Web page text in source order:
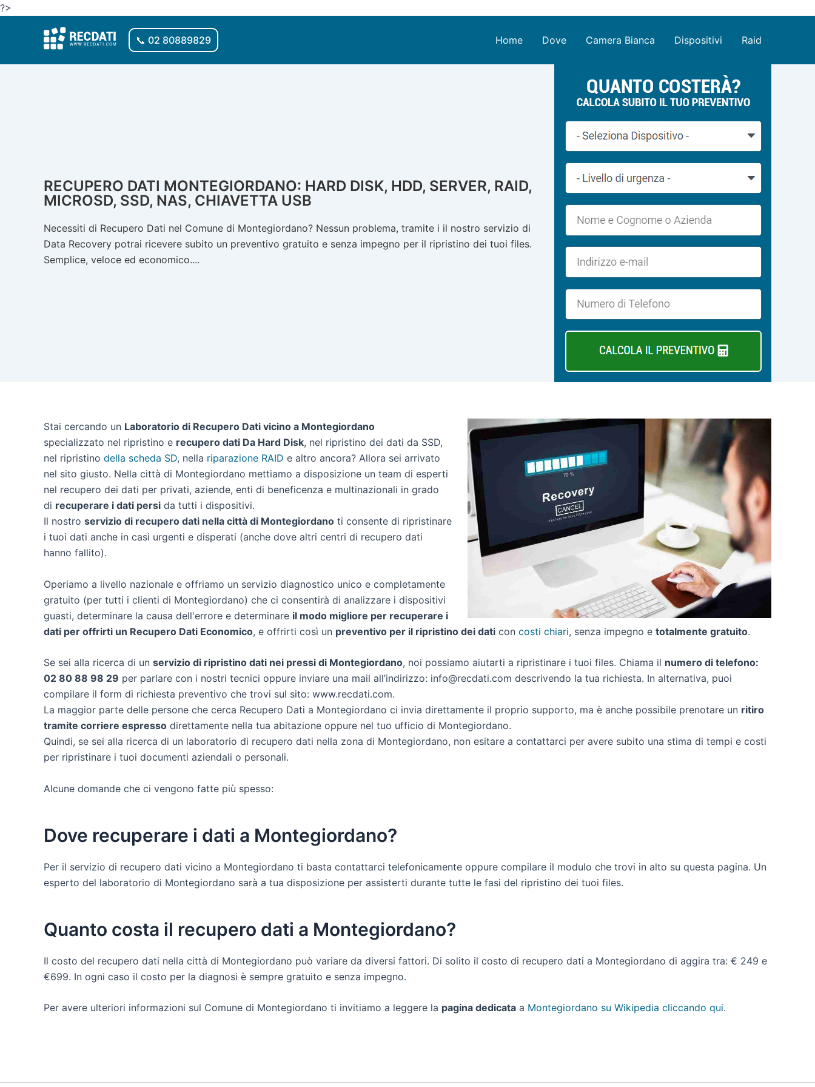
?>
contenuto
📞 02 80889829 Home Dove Camera Bianca Dispositivi Raid
RECUPERO DATI MONTEGIORDANO: HARD DISK, HDD, SERVER, RAID,
MICROSD, SSD, NAS, CHIAVETTA USB
Necessiti di Recupero Dati nel Comune di Montegiordano? Nessun problema, tramite i il nostro servizio di
Data Recovery potrai ricevere subito un preventivo gratuito e senza impegno per il ripristino dei tuoi files.
Semplice, veloce ed economico....
Stai cercando un Laboratorio di Recupero Dati vicino a Montegiordano
specializzato nel ripristino e recupero dati Da Hard Disk, nel ripristino dei dati da SSD,
nel ripristino della scheda SD, nella riparazione RAID e altro ancora? Allora sei arrivato
nel sito giusto. Nella città di Montegiordano mettiamo a disposizione un team di esperti
nel recupero dei dati per privati, aziende, enti di beneficenza e multinazionali in grado
di recuperare i dati persi da tutti i dispositivi.
Il nostro servizio di recupero dati nella città di Montegiordano ti consente di ripristinare
i tuoi dati anche in casi urgenti e disperati (anche dove altri centri di recupero dati
hanno fallito).
Operiamo a livello nazionale e offriamo un servizio diagnostico unico e completamente
gratuito (per tutti i clienti di Montegiordano) che ci consentirà di analizzare i dispositivi
guasti, determinare la causa dell'errore e determinare il modo migliore per recuperare i
dati per offrirti un Recupero Dati Economico, e offrirti così un preventivo per il ripristino dei dati con costi chiari, senza impegno e totalmente gratuito.
Se sei alla ricerca di un servizio di ripristino dati nei pressi di Montegiordano, noi possiamo aiutarti a ripristinare i tuoi files. Chiama il numero di telefono:
02 80 88 98 29 per parlare con i nostri tecnici oppure inviare una mail all’indirizzo: info@recdati.com descrivendo la tua richiesta. In alternativa, puoi
compilare il form di richiesta preventivo che trovi sul sito: www.recdati.com.
La maggior parte delle persone che cerca Recupero Dati a Montegiordano ci invia direttamente il proprio supporto, ma è anche possibile prenotare un ritiro
tramite corriere espresso direttamente nella tua abitazione oppure nel tuo ufficio di Montegiordano.
Quindi, se sei alla ricerca di un laboratorio di recupero dati nella zona di Montegiordano, non esitare a contattarci per avere subito una stima di tempi e costi
per ripristinare i tuoi documenti aziendali o personali.
Alcune domande che ci vengono fatte più spesso:
Dove recuperare i dati a Montegiordano?
Per il servizio di recupero dati vicino a Montegiordano ti basta contattarci telefonicamente oppure compilare il modulo che trovi in alto su questa pagina. Un
esperto del laboratorio di Montegiordano sarà a tua disposizione per assisterti durante tutte le fasi del ripristino dei tuoi files.
Quanto costa il recupero dati a Montegiordano?
Il costo del recupero dati nella città di Montegiordano può variare da diversi fattori. Di solito il costo di recupero dati a Montegiordano di aggira tra: € 249 e
€699. In ogni caso il costo per la diagnosi è sempre gratuito e senza impegno.
Per avere ulteriori informazioni sul Comune di Montegiordano ti invitiamo a leggere la pagina dedicata a Montegiordano su Wikipedia cliccando qui.